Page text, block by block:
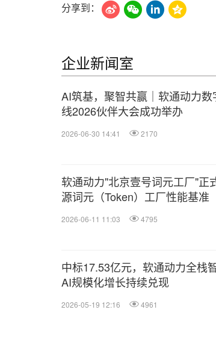
分享到：
企业新闻室
AI筑基，聚智共赢｜软通动力
线2026伙伴大会成功举办
2026-06-30 14:41 2170
软通动力"北京壹号词元工厂"正
源词元（Token）工厂性能基准
2026-06-11 11:03 4795
中标17.53亿元，软通动力全栈
AI规模化增长持续兑现
2026-05-19 12:16 4961